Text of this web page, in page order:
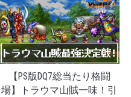
【PS版DQ7総当たり格闘
場】トラウマ山賊一味！引